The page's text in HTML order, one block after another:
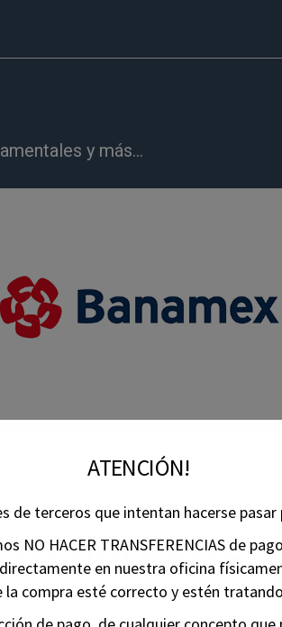
y más...
ATENCIÓN!
de terceros que intentan hacerse
NO HACER TRANSFERENCIAS de
en nuestra oficina
la compra esté correcto y estén